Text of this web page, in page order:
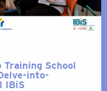
Training School
into-
IBiS